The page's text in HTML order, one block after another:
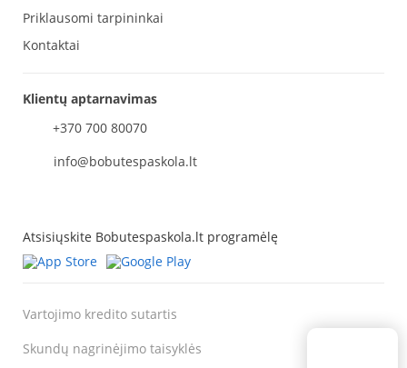
Priklausomi tarpininkai
Kontaktai
Klientų aptarnavimas
+370 700 80070
info@bobutespaskola.lt
Atsisiųskite Bobutespaskola.lt programėlę
Vartojimo kredito sutartis
Skundų nagrinėjimo taisyklės